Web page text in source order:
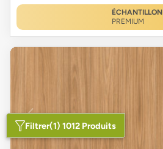
ÉCHANTILLON
PREMIUM
Filtrer(1) 1012 Produits